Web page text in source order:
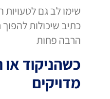
שימו לב גם
כתיב שיכולות
הרבה פחות
כשהניקוד
מדויקים